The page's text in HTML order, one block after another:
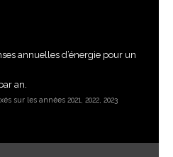
annuelles d’énergie pour un
an.
sur les années 2021, 2022, 2023